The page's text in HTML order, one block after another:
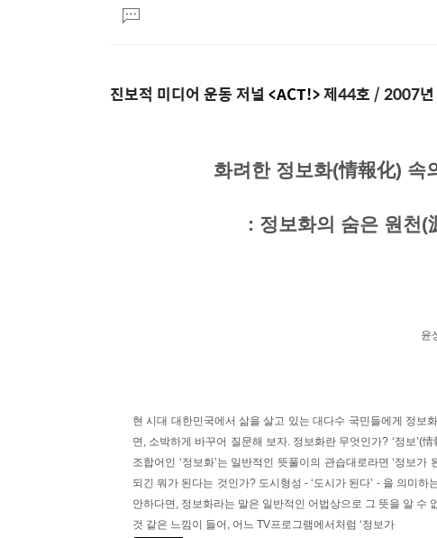
문댓
글
진보적 미디어 운동 저널<ACT!>제44호 / 2007
화려한 정보화(情報化) 속
: 정보화의 숨은 원천(
윤
현 시대 대한민국에서 삶을 살고 있는 대다수 국민들에게 정보
면, 소박하게 바꾸어 질문해 보자. 정보화란 무엇인가? ‘정보’(
조합어인 ‘정보화’는 일반적인 뜻풀이의 관습대로라면 ‘정보
되긴 뭐가 된다는 것인가? 도시형성 - ‘도시가 된다’ - 을 의미하
안하다면, 정보화라는 말은 일반적인 어법상으로 그 뜻을 알 수
것 같은 느낌이 들어, 어느 TV프로그램에서처럼 ‘정보가